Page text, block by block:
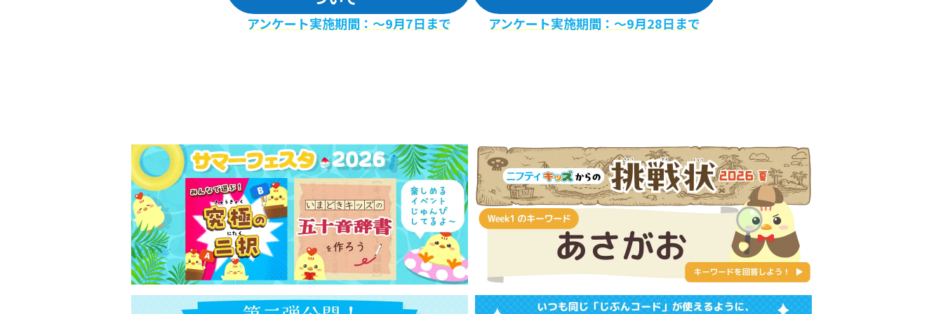
アンケート実施期間：〜9月7日まで アンケート実施期間：〜9月28日まで